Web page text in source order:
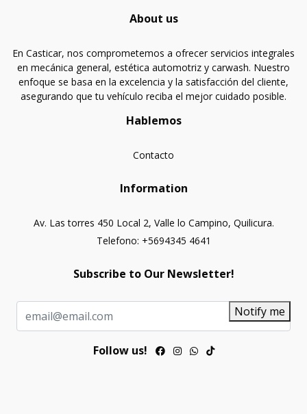
About us
En Casticar, nos comprometemos a ofrecer servicios integrales
en mecánica general, estética automotriz y carwash. Nuestro
enfoque se basa en la excelencia y la satisfacción del cliente,
asegurando que tu vehículo reciba el mejor cuidado posible.
Hablemos
Contacto
Information
Av. Las torres 450 Local 2, Valle lo Campino, Quilicura.
Telefono: +5694345 4641
Subscribe to Our Newsletter!
Notify me
Follow us!